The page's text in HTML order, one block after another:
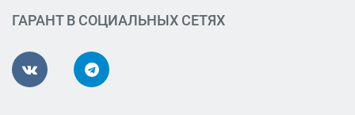
ГАРАНТ В СОЦИАЛЬНЫХ СЕТЯХ